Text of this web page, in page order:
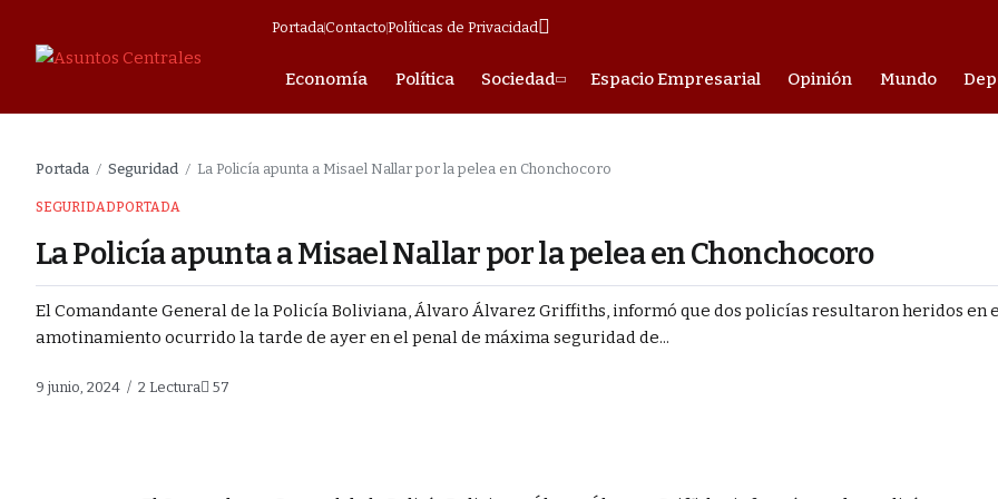
PortadaContactoPolíticas de Privacidad
Economía Política Sociedad Espacio Empresarial Opinión Mundo
y
que
Portada / Seguridad / La Policía apunta a Misael Nallar por la pelea en Chonchocoro
SEGURIDADPORTADA
La Policía apunta a Misael Nallar por la pelea en Chonchocoro
El Comandante General de la Policía Boliviana, Álvaro Álvarez Griffiths, informó que dos policías resultaron heridos en
amotinamiento ocurrido la tarde de ayer en el penal de máxima seguridad de...
9 junio, 2024 2 Lectura 57